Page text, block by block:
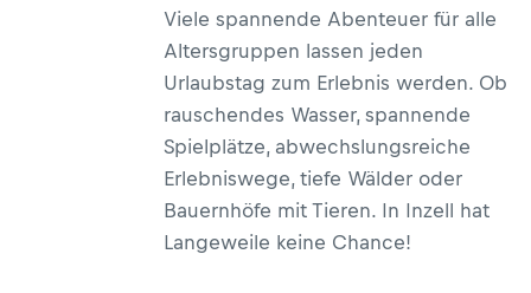
Viele spannende Abenteuer für alle
Altersgruppen lassen jeden
Urlaubstag zum Erlebnis werden. Ob
rauschendes Wasser, spannende
Spielplätze, abwechslungsreiche
Erlebniswege, tiefe Wälder oder
Bauernhöfe mit Tieren. In Inzell hat
Langeweile keine Chance!